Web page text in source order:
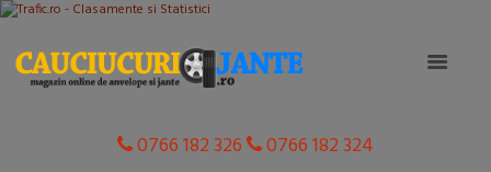
0766 182 326 0766 182 324